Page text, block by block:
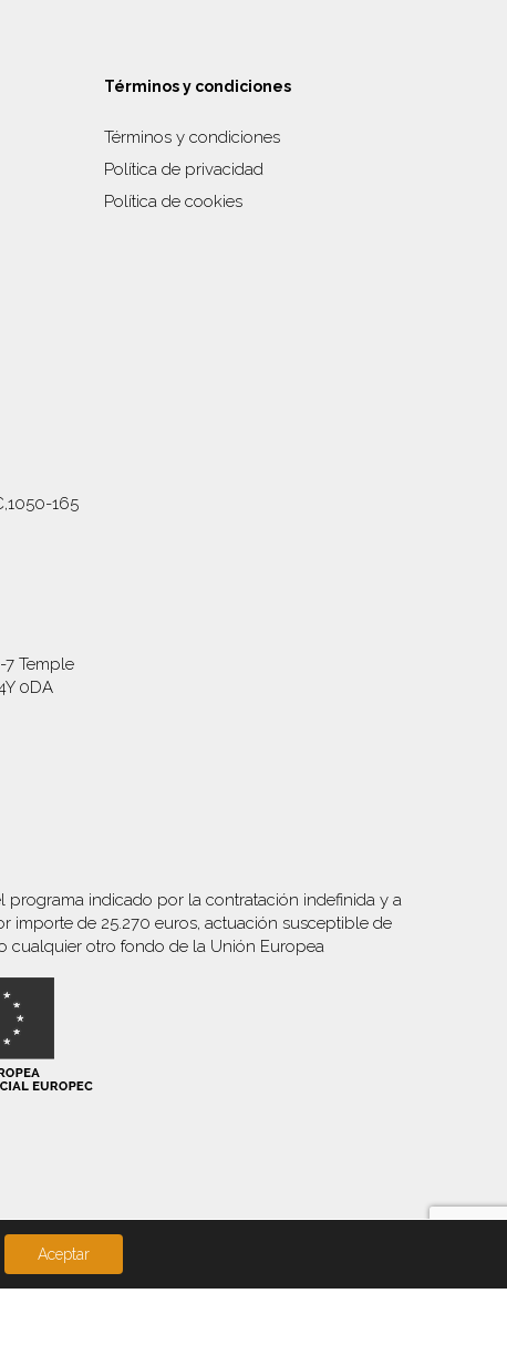
165
7 Temple
0DA
Términos y condiciones
Términos y condiciones
Política de privacidad
Política de cookies
indicado por la contratación indefinida y a
de 25.270 euros, actuación susceptible de
cualquier otro fondo de la Unión Europea
Aceptar